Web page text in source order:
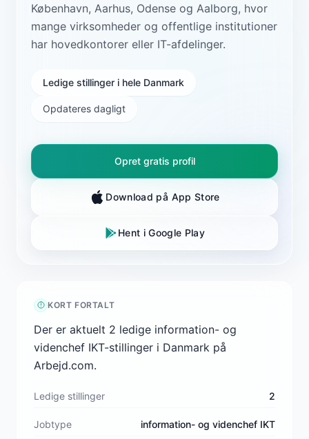
København, Aarhus, Odense og Aalborg, hvor
mange virksomheder og offentlige institutioner
har hovedkontorer eller IT-afdelinger.
Ledige stillinger i hele Danmark
Opdateres dagligt
Opret gratis profil
Download på App Store
Hent i Google Play
KORT FORTALT
Der er aktuelt 2 ledige information- og
videnchef IKT-stillinger i Danmark på
Arbejd.com.
Ledige stillinger 2
Jobtype information- og videnchef IKT